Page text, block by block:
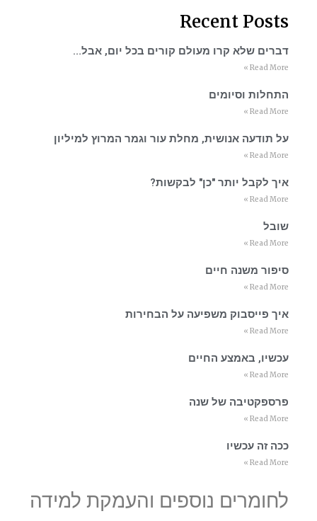
Recent Posts
דברים שלא קרו מעולם קורים בכל יום, אבל…
Read More »
התחלות וסיומים
Read More »
על תודעה אנושית, מחלת עור וגמר המרוץ למיליון
Read More »
איך לקבל יותר "כן" לבקשות?
Read More »
שובל
Read More »
סיפור משנה חיים
Read More »
איך פייסבוק משפיעה על הבחירות
Read More »
עכשיו, באמצע החיים
Read More »
פרספקטיבה של שנה
Read More »
ככה זה עכשיו
Read More »
לחומרים נוספים והעמקת למידה